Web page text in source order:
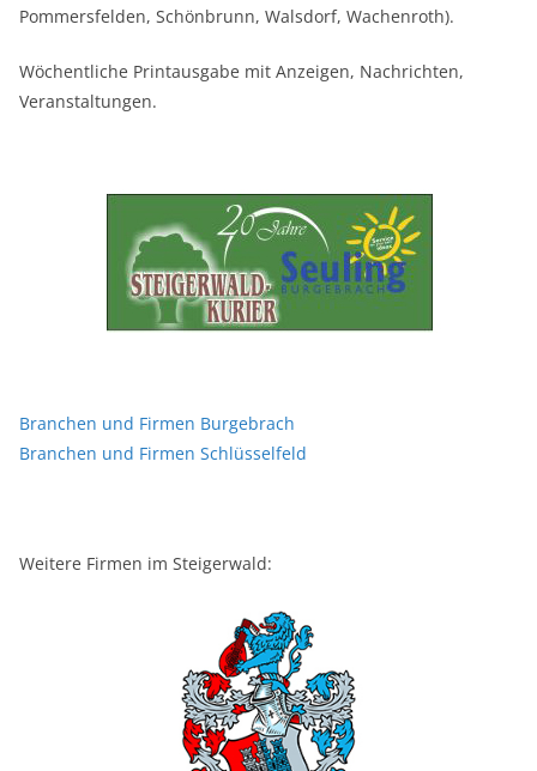
Pommersfelden, Schönbrunn, Walsdorf, Wachenroth).
Wöchentliche Printausgabe mit Anzeigen, Nachrichten,
Veranstaltungen.
Branchen und Firmen Burgebrach
Branchen und Firmen Schlüsselfeld
Weitere Firmen im Steigerwald: